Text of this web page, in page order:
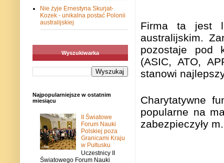
Firma ta jest
australijskim.
pozostaje pod
(ASIC, ATO,
stanowi
Charytatywne
popularne na
zabezpieczyły
Nie żyje Ernestyna Skurjat-
Kozek - unikalna postać Polonii
australijskiej
Wyszukiwarka
Najpopularniejsze w ostatnim
miesiącu
II Światowe
Forum Nauki
Polskiej poza
Granicami Kraju
w Pułtusku
Uczestnicy II
Światowego Forum Nauki